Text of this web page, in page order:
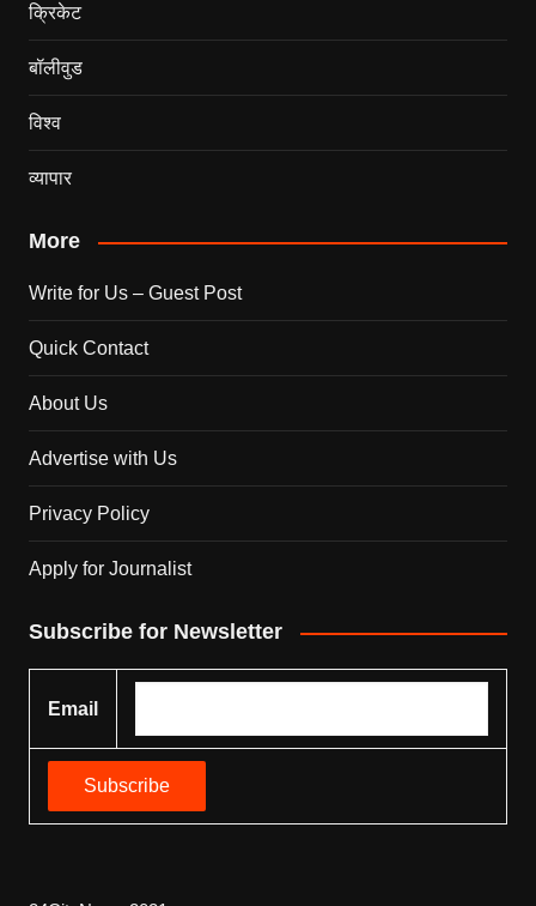
क्रिकेट
बॉलीवुड
विश्व
व्यापार
More
Write for Us – Guest Post
Quick Contact
About Us
Advertise with Us
Privacy Policy
Apply for Journalist
Subscribe for Newsletter
Email